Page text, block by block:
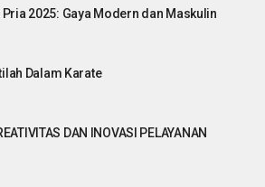
2025: Gaya Modern dan Maskulin
Dalam Karate
DAN INOVASI PELAYANAN